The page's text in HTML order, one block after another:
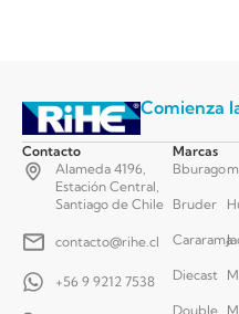
Comienza
Contacto
Alameda 4196,
Estación Central,
Santiago de Chile
contacto@rihe.cl
+56 9 9212 7538
Marcas
Bburago
Bruder
Cararama
Diecast
Double